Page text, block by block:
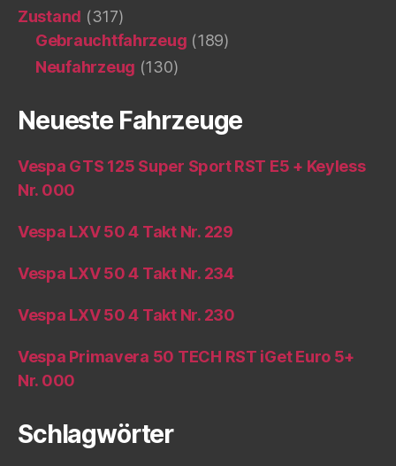
Zustand (317)
Gebrauchtfahrzeug (189)
Neufahrzeug (130)
Neueste Fahrzeuge
Vespa GTS 125 Super Sport RST E5 + Keyless
Nr. 000
Vespa LXV 50 4 Takt Nr. 229
Vespa LXV 50 4 Takt Nr. 234
Vespa LXV 50 4 Takt Nr. 230
Vespa Primavera 50 TECH RST iGet Euro 5+
Nr. 000
Schlagwörter